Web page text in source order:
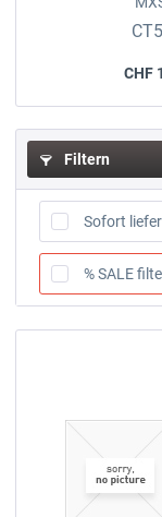
CHF
Filtern
Sofort
% SALE